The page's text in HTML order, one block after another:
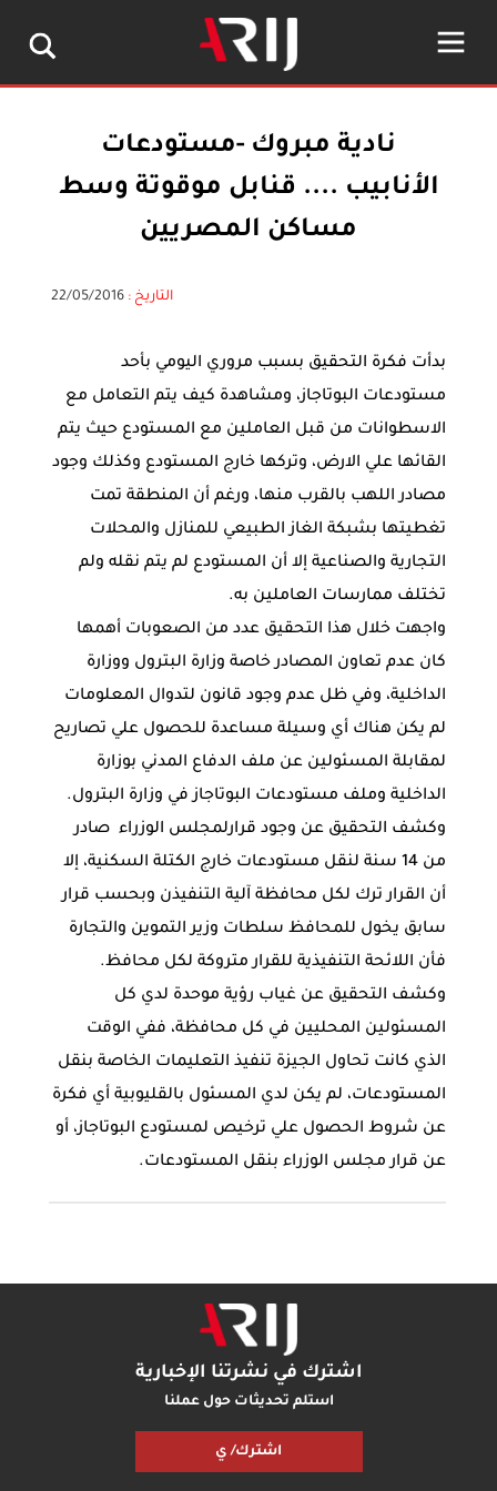
نادية مبروك -مستودعات
الأنابيب .... قنابل موقوتة وسط
مساكن المصريين
التاريخ :22/05/2016
بدأت فكرة التحقيق بسبب مروري اليومي بأحد
مستودعات البوتاجاز، ومشاهدة كيف يتم التعامل مع
الاسطوانات من قبل العاملين مع المستودع حيث يتم
القائها علي الارض، وتركها خارج المستودع وكذلك وجود
مصادر اللهب بالقرب منها، ورغم أن المنطقة تمت
تغطيتها بشبكة الغاز الطبيعي للمنازل والمحلات
التجارية والصناعية إلا أن المستودع لم يتم نقله ولم
تختلف ممارسات العاملين به.
واجهت خلال هذا التحقيق عدد من الصعوبات أهمها
كان عدم تعاون المصادر خاصة وزارة البترول ووزارة
الداخلية، وفي ظل عدم وجود قانون لتدوال المعلومات
لم يكن هناك أي وسيلة مساعدة للحصول علي تصاريح
لمقابلة المسئولين عن ملف الدفاع المدني بوزارة
الداخلية وملف مستودعات البوتاجاز في وزارة البترول.
وكشف التحقيق عن وجود قرارلمجلس الوزراء صادر
من 14 سنة لنقل مستودعات خارج الكتلة السكنية، إلا
أن القرار ترك لكل محافظة آلية التنفيذن وبحسب قرار
سابق يخول للمحافظ سلطات وزير التموين والتجارة
فأن اللائحة التنفيذية للقرار متروكة لكل محافظ.
وكشف التحقيق عن غياب رؤية موحدة لدي كل
المسئولين المحليين في كل محافظة، ففي الوقت
الذي كانت تحاول الجيزة تنفيذ التعليمات الخاصة بنقل
المستودعات، لم يكن لدي المسئول بالقليوبية أي فكرة
عن شروط الحصول علي ترخيص لمستودع البوتاجاز، أو
عن قرار مجلس الوزراء بنقل المستودعات.
اشترك في نشرتنا الإخبارية
استلم تحديثات حول عملنا
اشترك/ ي